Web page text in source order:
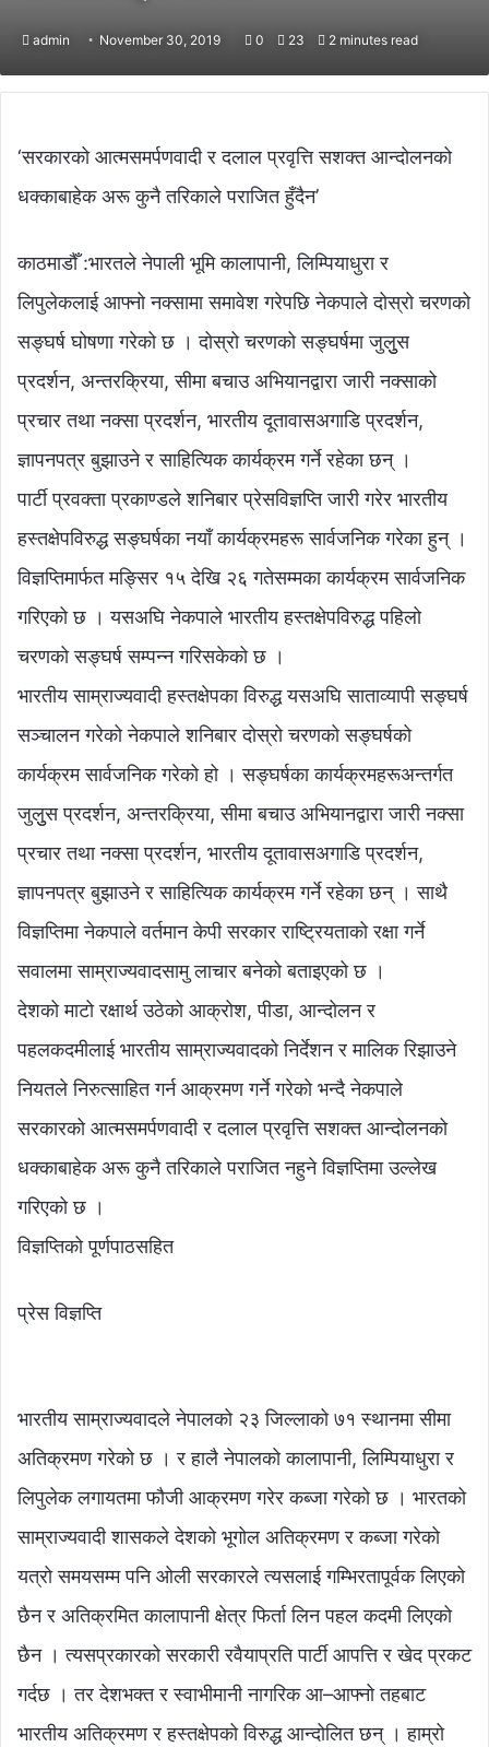
admin November 30, 2019 0 23 2 minutes read
‘सरकारको आत्मसमर्पणवादी र दलाल प्रवृत्ति सशक्त आन्दोलनको
धक्काबाहेक अरू कुनै तरिकाले पराजित हुँदैन’
काठमाडौँ :भारतले नेपाली भूमि कालापानी, लिम्पियाधुरा र
लिपुलेकलाई आफ्नो नक्सामा समावेश गरेपछि नेकपाले दोस्रो चरणको
सङ्घर्ष घोषणा गरेको छ । दोस्रो चरणको सङ्घर्षमा जुलुुस
प्रदर्शन, अन्तरक्रिया, सीमा बचाउ अभियानद्वारा जारी नक्साको
प्रचार तथा नक्सा प्रदर्शन, भारतीय दूतावासअगाडि प्रदर्शन,
ज्ञापनपत्र बुझाउने र साहित्यिक कार्यक्रम गर्ने रहेका छन् ।
पार्टी प्रवक्ता प्रकाण्डले शनिबार प्रेसविज्ञप्ति जारी गरेर भारतीय
हस्तक्षेपविरुद्ध सङ्घर्षका नयाँ कार्यक्रमहरू सार्वजनिक गरेका हुन् ।
विज्ञप्तिमार्फत मङ्सिर १५ देखि २६ गतेसम्मका कार्यक्रम सार्वजनिक
गरिएको छ । यसअघि नेकपाले भारतीय हस्तक्षेपविरुद्ध पहिलो
चरणको सङ्घर्ष सम्पन्न गरिसकेको छ ।
भारतीय साम्राज्यवादी हस्तक्षेपका विरुद्ध यसअघि साताव्यापी सङ्घर्ष
सञ्चालन गरेको नेकपाले शनिबार दोस्रो चरणको सङ्घर्षको
कार्यक्रम सार्वजनिक गरेको हो । सङ्घर्षका कार्यक्रमहरूअन्तर्गत
जुलुुस प्रदर्शन, अन्तरक्रिया, सीमा बचाउ अभियानद्वारा जारी नक्सा
प्रचार तथा नक्सा प्रदर्शन, भारतीय दूतावासअगाडि प्रदर्शन,
ज्ञापनपत्र बुझाउने र साहित्यिक कार्यक्रम गर्ने रहेका छन् । साथै
विज्ञप्तिमा नेकपाले वर्तमान केपी सरकार राष्ट्रियताको रक्षा गर्ने
सवालमा साम्राज्यवादसामु लाचार बनेको बताइएको छ ।
देशको माटो रक्षार्थ उठेको आक्रोश, पीडा, आन्दोलन र
पहलकदमीलाई भारतीय साम्राज्यवादको निर्देशन र मालिक रिझाउने
नियतले निरुत्साहित गर्न आक्रमण गर्ने गरेको भन्दै नेकपाले
सरकारको आत्मसमर्पणवादी र दलाल प्रवृत्ति सशक्त आन्दोलनको
धक्काबाहेक अरू कुनै तरिकाले पराजित नहुने विज्ञप्तिमा उल्लेख
गरिएको छ ।
विज्ञप्तिको पूर्णपाठसहित
प्रेस विज्ञप्ति
भारतीय साम्राज्यवादले नेपालको २३ जिल्लाको ७१ स्थानमा सीमा
अतिक्रमण गरेको छ । र हालै नेपालको कालापानी, लिम्पियाधुरा र
लिपुलेक लगायतमा फौजी आक्रमण गरेर कब्जा गरेको छ । भारतको
साम्राज्यवादी शासकले देशको भूगोल अतिक्रमण र कब्जा गरेको
यत्रो समयसम्म पनि ओली सरकारले त्यसलाई गम्भिरतापूर्वक लिएको
छैन र अतिक्रमित कालापानी क्षेत्र फिर्ता लिन पहल कदमी लिएको
छैन । त्यसप्रकारको सरकारी रवैयाप्रति पार्टी आपत्ति र खेद प्रकट
गर्दछ । तर देशभक्त र स्वाभीमानी नागरिक आ–आफ्नो तहबाट
भारतीय अतिक्रमण र हस्तक्षेपको विरुद्ध आन्दोलित छन् । हाम्रो